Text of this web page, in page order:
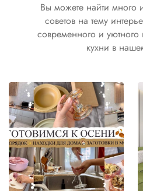
Вы можете найти много
советов на тему
современного и уютного
кухни в